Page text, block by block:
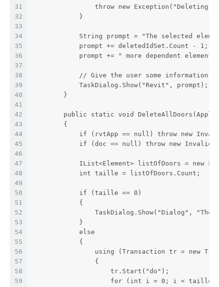
31
32
33
34
35
36
37
38
39
40
41
42
43
44
45
46
47
48
49
50
51
52
53
54
55
56
57
58
59
throw new Exception("Deleting
            }
String prompt = "The selected
            prompt += deletedIdSet.Count - 1;
prompt += " more dependent
            // Give the user some information
            TaskDialog.Show("Revit", prompt);
        }
public static void
        {
if (rvtApp == null) throw new
if (doc == null) throw new
IList<Element> listOfDoors = new
            int taille = listOfDoors.Count;
            if (taille == 0)
            {
TaskDialog.Show("Dialog",
            }
            else
            {
using (Transaction tr = new
                {
                    tr.Start("do");
for (int i = 0; i < taille;